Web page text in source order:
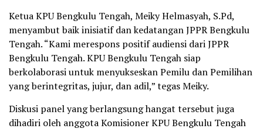
Ketua KPU Bengkulu Tengah, Meiky Helmasyah, S.Pd,
menyambut baik inisiatif dan kedatangan JPPR Bengkulu
Tengah. “Kami merespons positif audiensi dari JPPR
Bengkulu Tengah. KPU Bengkulu Tengah siap
berkolaborasi untuk menyukseskan Pemilu dan Pemilihan
yang berintegritas, jujur, dan adil,” tegas Meiky.
Diskusi panel yang berlangsung hangat tersebut juga
dihadiri oleh anggota Komisioner KPU Bengkulu Tengah